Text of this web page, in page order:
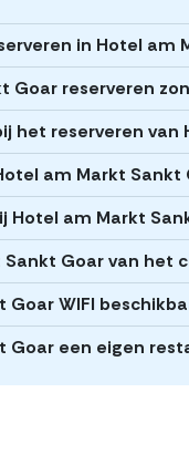
in Hotel am
Goar reserveren
het reserveren
am Markt Sankt
Hotel am Markt
Goar van het
WIFI
Goar een eigen